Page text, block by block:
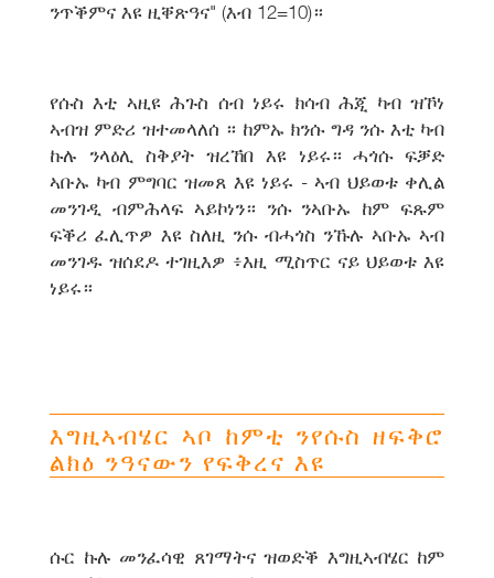
ንጥቕምና እዩ ዚቐጽዓና" (እብ 12=10)።
የሱስ እቲ ኣዚዩ ሕጉስ ሰብ ነይሩ ክሳብ ሕጂ ካብ ዝኾነ
ኣብዝ ምድሪ ዝተመላለሰ ። ከምኡ ክንሱ ግዳ ንሱ እቲ ካብ
ኩሉ ንላዕሊ ስቅያት ዝረኸበ እዩ ነይሩ። ሓጎሱ ፍቓድ
ኣቡኡ ካብ ምግባር ዝመጸ እዩ ነይሩ - ኣብ ህይወቱ ቀሊል
መንገዲ ብምሕላፍ ኣይኮነን። ንሱ ንኣቡኡ ከም ፍጹም
ፍቕሪ ፈሊጥዎ እዩ ስለዚ ንሱ ብሓጎስ ንኹሉ ኣቡኡ ኣብ
መንገዱ ዝሰደዶ ተገዚእዎ ፥እዚ ሚስጥር ናይ ህይወቱ እዩ
ነይሩ።
እግዚኣብሄር ኣቦ ከምቲ ንየሱስ ዘፍቅሮ
ልክዕ ንዓናውን የፍቅረና እዩ
ሱር ኩሉ መንፈሳዊ ጸገማትና ዝወድቕ እግዚኣብሄር ከም